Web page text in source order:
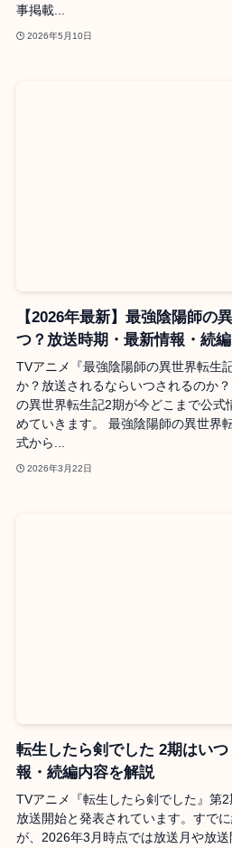
事掲載...
2026年5月10日
【2026年最新】最強陰陽師の
つ？放送時期・最新情報・続
TVアニメ『最強陰陽師の異世界転生
か？放送されるならいつされるのか
の異世界転生記2期が今どこまで公式
めていきます。 最強陰陽師の異世界
式から...
2026年3月22日
転生したら剣でした 2期はい
報・続編内容を解説
TVアニメ『転生したら剣でした』第
放送開始と発表されています。すで
が、2026年3月時点では放送月や放送